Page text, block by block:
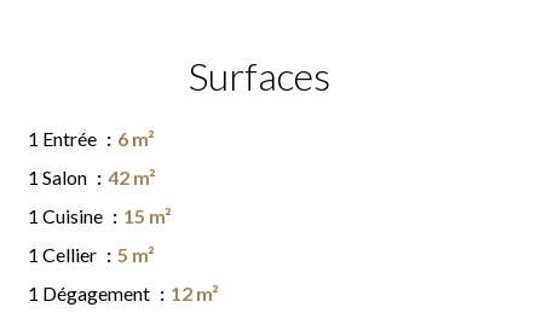
Surfaces
1 Entrée
6 m²
1 Salon
42 m²
1 Cuisine
15 m²
1 Cellier
5 m²
1 Dégagement
12 m²